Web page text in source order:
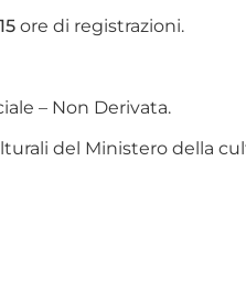
ore di registrazioni.
– Non Derivata.
del Ministero della